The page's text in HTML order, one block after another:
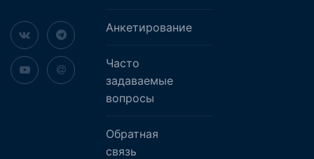
Анкетирование
Часто
задаваемые
вопросы
Обратная
связь